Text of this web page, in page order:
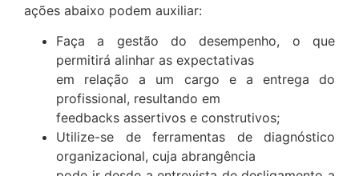
ações abaixo podem auxiliar:
Faça a gestão do desempenho, o que
permitirá alinhar as expectativas
em relação a um cargo e a entrega do
profissional, resultando em
feedbacks assertivos e construtivos;
Utilize-se de ferramentas de diagnóstico
organizacional, cuja abrangência